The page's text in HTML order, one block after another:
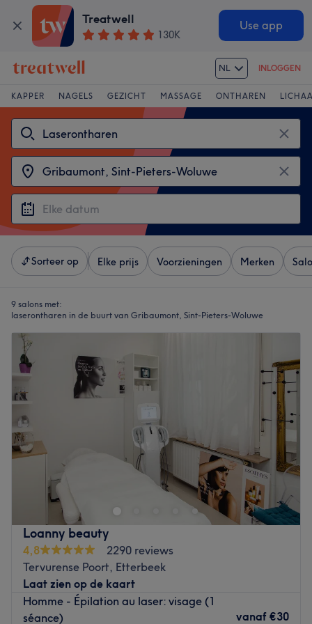
Treatwell
130K
Use app
NL INLOGGEN
KAPPER NAGELS GEZICHT MASSAGE ONTHAREN
Sorteer op Elke prijs Voorzieningen Merken
9 salons met:
laserontharen in de buurt van Gribaumont, Sint-Pieters-Woluwe
Loanny beauty
4,8
2290 reviews
Tervurense Poort, Etterbeek
Laat zien op de kaart
Homme - Épilation au laser: visage (1
séance)
vanaf €30